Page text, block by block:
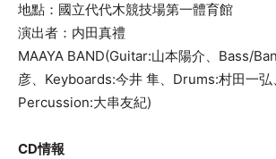
地點：國立代代木競技場第一體育館
演出者：内田真禮
MAAYA BAND(Guitar:山本陽介、Bass/
彦、Keyboards:今井 隼、Drums:村田一
Percussion:大串友紀)
CD情報